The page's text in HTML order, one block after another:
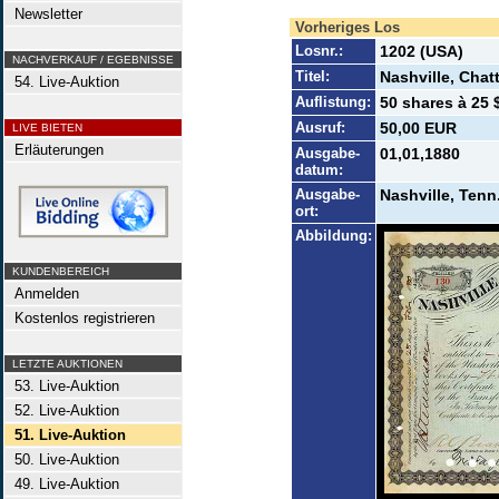
Newsletter
NACHVERKAUF / EGEBNISSE
54. Live-Auktion
LIVE BIETEN
Erläuterungen
KUNDENBEREICH
Anmelden
Kostenlos registrieren
LETZTE AUKTIONEN
53. Live-Auktion
52. Live-Auktion
51. Live-Auktion
50. Live-Auktion
49. Live-Auktion
Vorheriges Los
Losnr.:
1202 (USA)
Titel: Nashville,
Auflistung: 50 shares à 25
Ausruf: 50,00 EUR
Ausgabe-
datum:
01,01,1880
Ausgabe-
ort:
Nashville,
Abbildung: